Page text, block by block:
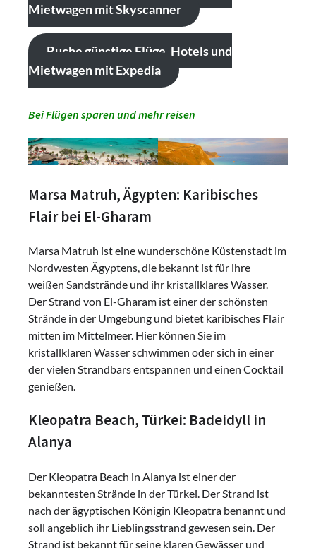
Mietwagen mit Skyscanner
Buche günstige Flüge, Hotels und
Mietwagen mit Expedia
Bei Flügen sparen und mehr reisen
Marsa Matruh, Ägypten: Karibisches
Flair bei El-Gharam
Marsa Matruh ist eine wunderschöne Küstenstadt im
Nordwesten Ägyptens, die bekannt ist für ihre
weißen Sandstrände und ihr kristallklares Wasser.
Der Strand von El-Gharam ist einer der schönsten
Strände in der Umgebung und bietet karibisches Flair
mitten im Mittelmeer. Hier können Sie im
kristallklaren Wasser schwimmen oder sich in einer
der vielen Strandbars entspannen und einen Cocktail
genießen.
Kleopatra Beach, Türkei: Badeidyll in
Alanya
Der Kleopatra Beach in Alanya ist einer der
bekanntesten Strände in der Türkei. Der Strand ist
nach der ägyptischen Königin Kleopatra benannt und
soll angeblich ihr Lieblingsstrand gewesen sein. Der
Strand ist bekannt für seine klaren Gewässer und